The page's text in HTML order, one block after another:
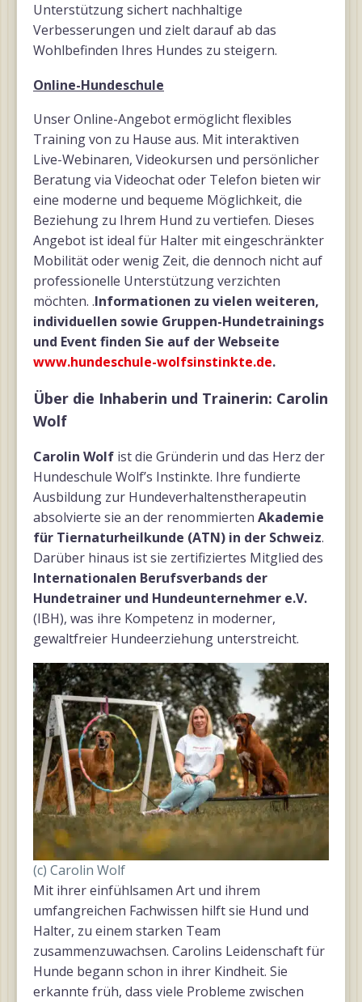
Unterstützung sichert nachhaltige
Verbesserungen und zielt darauf ab das
Wohlbefinden Ihres Hundes zu steigern.
Online-Hundeschule
Unser Online-Angebot ermöglicht flexibles
Training von zu Hause aus. Mit interaktiven
Live-Webinaren, Videokursen und persönlicher
Beratung via Videochat oder Telefon bieten wir
eine moderne und bequeme Möglichkeit, die
Beziehung zu Ihrem Hund zu vertiefen. Dieses
Angebot ist ideal für Halter mit eingeschränkter
Mobilität oder wenig Zeit, die dennoch nicht auf
professionelle Unterstützung verzichten
möchten. .Informationen zu vielen weiteren,
individuellen sowie Gruppen-Hundetrainings
und Event finden Sie auf der Webseite
www.hundeschule-wolfsinstinkte.de.
Über die Inhaberin und Trainerin: Carolin
Wolf
Carolin Wolf ist die Gründerin und das Herz der
Hundeschule Wolf’s Instinkte. Ihre fundierte
Ausbildung zur Hundeverhaltenstherapeutin
absolvierte sie an der renommierten Akademie
für Tiernaturheilkunde (ATN) in der Schweiz.
Darüber hinaus ist sie zertifiziertes Mitglied des
Internationalen Berufsverbands der
Hundetrainer und Hundeunternehmer e.V.
(IBH), was ihre Kompetenz in moderner,
gewaltfreier Hundeerziehung unterstreicht.
(c) Carolin Wolf
Mit ihrer einfühlsamen Art und ihrem
umfangreichen Fachwissen hilft sie Hund und
Halter, zu einem starken Team
zusammenzuwachsen. Carolins Leidenschaft für
Hunde begann schon in ihrer Kindheit. Sie
erkannte früh, dass viele Probleme zwischen